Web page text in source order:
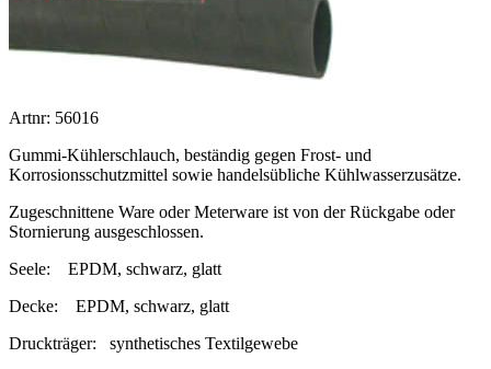
Artnr: 56016
Gummi-Kühlerschlauch, beständig gegen Frost- und
Korrosionsschutzmittel sowie handelsübliche Kühlwasserzusätze.
Zugeschnittene Ware oder Meterware ist von der Rückgabe oder
Stornierung ausgeschlossen.
Seele:
EPDM, schwarz, glatt
Decke:
EPDM, schwarz, glatt
Druckträger:
synthetisches Textilgewebe